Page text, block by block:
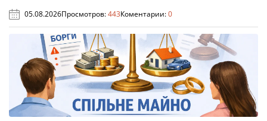
05.08.2026Просмотров:443Коментарии:0